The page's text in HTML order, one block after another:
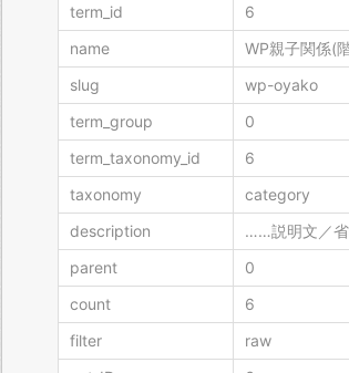
term_id
6
name
WP親子関係(
slug
wp-oyako
term_group
0
term_taxonomy_id
6
taxonomy
category
description
……説明文／
parent
0
count
6
filter
raw